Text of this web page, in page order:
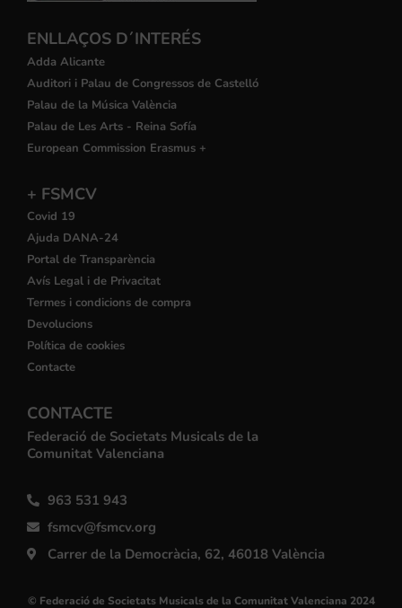
ENLLAÇOS D´INTERÉS
Adda Alicante
Auditori i Palau de Congressos de Castelló
Palau de la Música València
Palau de Les Arts - Reina Sofía
European Commission Erasmus +
+ FSMCV
Covid 19
Ajuda DANA-24
Portal de Transparència
Avís Legal i de Privacitat
Termes i condicions de compra
Devolucions
Política de cookies
Contacte
CONTACTE
Federació de Societats Musicals de la
Comunitat Valenciana
963 531 943
fsmcv@fsmcv.org
Carrer de la Democràcia, 62, 46018 València
© Federació de Societats Musicals de la Comunitat Valenciana 2024